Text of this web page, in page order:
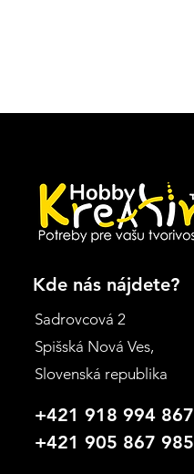
Kde nás nájdete?
Sadrovcová 2
Spišská Nová Ves,
Slovenská republika
+421 918 994 867
+421 905 867 985